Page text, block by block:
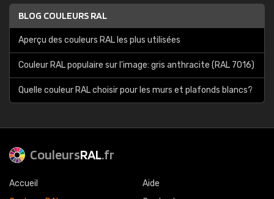
BLOG COULEURS RAL
Aperçu des couleurs RAL les plus utilisées
Couleur RAL populaire sur l'image: gris anthracite (RAL 7016)
Quelle couleur RAL choisir pour les murs et plafonds blancs?
CouleursRAL.fr
Accueil
Aide